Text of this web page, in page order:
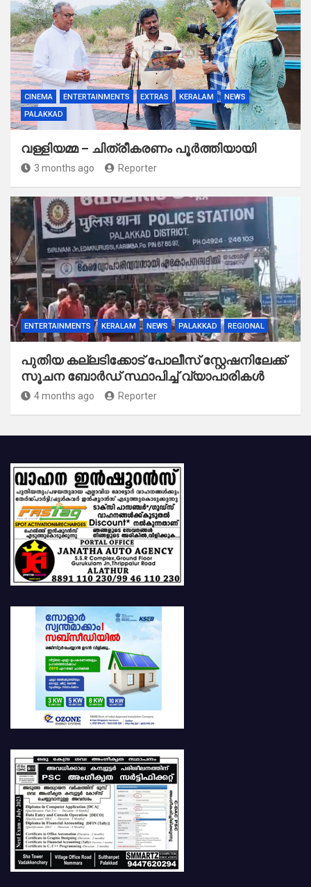
CINEMA ENTERTAINMENTS EXTRAS KERALAM
NEWS
PALAKKAD
വള്ളിയമ്മ – ചിത്രീകരണം പൂർത്തിയായി
3 months ago Reporter
ENTERTAINMENTS KERALAM NEWS PALAKKAD REGIONAL
പുതിയ കല്ലടിക്കോട് പോലീസ് സ്റ്റേഷനിലേക്ക്
സൂചന ബോർഡ് സ്ഥാപിച്ച് വ്യാപാരികൾ
4 months ago Reporter